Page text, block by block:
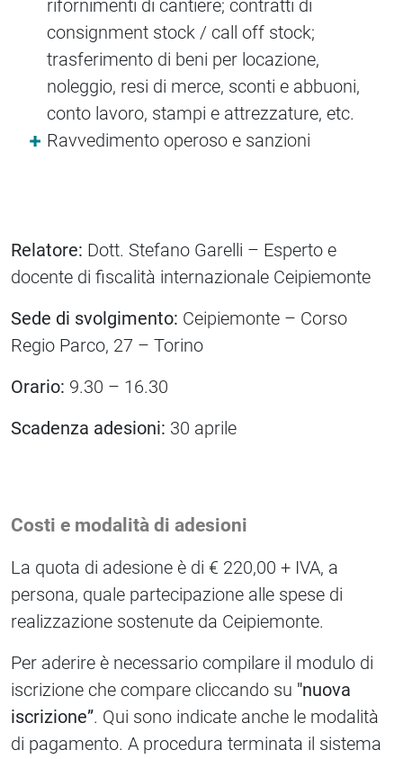
rifornimenti di cantiere; contratti di
consignment stock / call off stock;
trasferimento di beni per locazione,
noleggio, resi di merce, sconti e abbuoni,
conto lavoro, stampi e attrezzature, etc.
Ravvedimento operoso e sanzioni
Relatore: Dott. Stefano Garelli – Esperto e
docente di fiscalità internazionale Ceipiemonte
Sede di svolgimento: Ceipiemonte – Corso
Regio Parco, 27 – Torino
Orario: 9.30 – 16.30
Scadenza adesioni: 30 aprile
Costi e modalità di adesioni
La quota di adesione è di € 220,00 + IVA, a
persona, quale partecipazione alle spese di
realizzazione sostenute da Ceipiemonte.
Per aderire è necessario compilare il modulo di
iscrizione che compare cliccando su "nuova
iscrizione”. Qui sono indicate anche le modalità
di pagamento. A procedura terminata il sistema